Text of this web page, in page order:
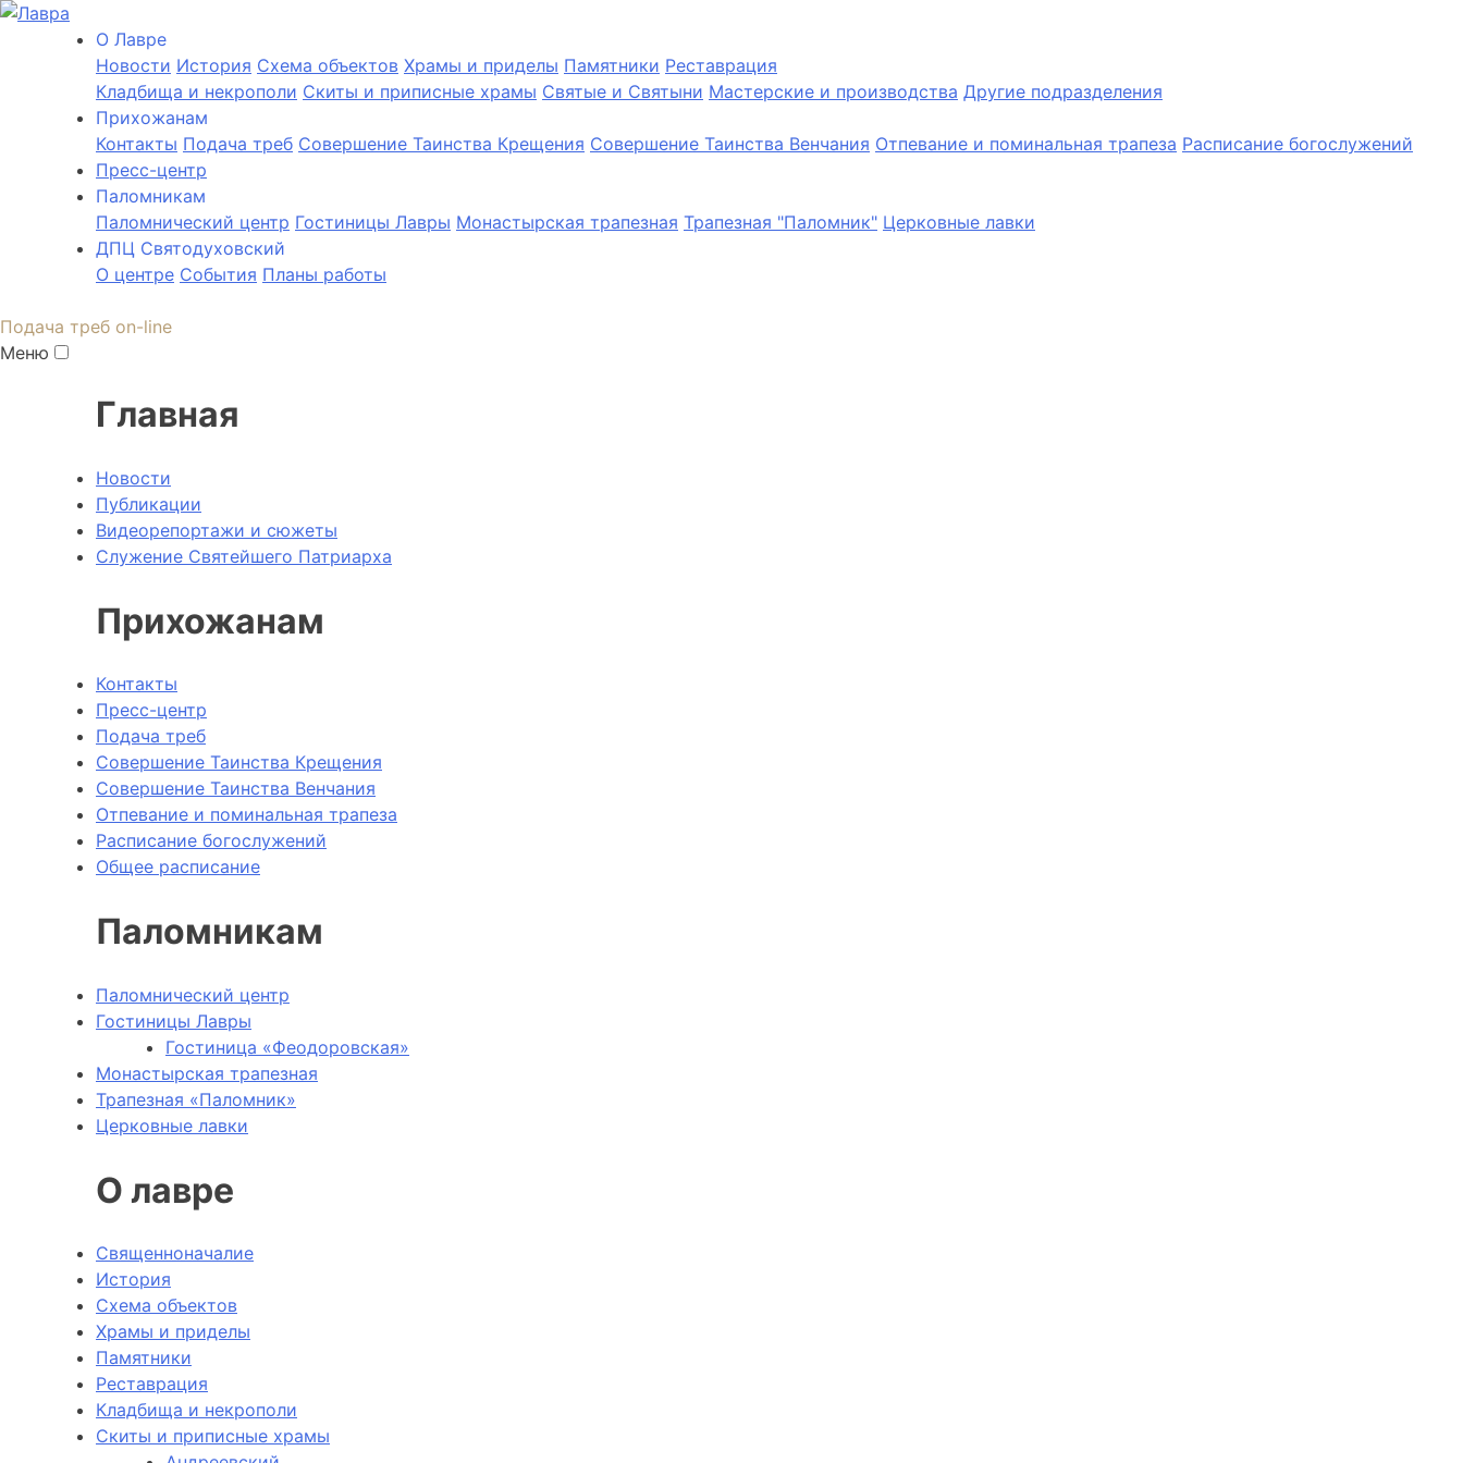
О Лаврe
Новости История Cхема объектов Храмы и приделы Памятники Реставрация
Кладбища и некрополи Скиты и приписные храмы Святые и Святыни Мастерские и производства Другие подразделения
Прихожанам
Контакты Подача треб Совершение Таинства Крещения Совершение Таинства Венчания Отпевание и поминальная трапеза Расписание богослужений
Пресс-центр
Паломникам
Паломнический центр Гостиницы Лавры Монастырская трапезная Трапезная "Паломник" Церковные лавки
ДПЦ Святодуховский
О центре События Планы работы
Подача треб on-line
Меню
Главная
Новости
Публикации
Видеорепортажи и сюжеты
Служение Святейшего Патриарха
Прихожанам
Контакты
Пресс-центр
Подача треб
Совершение Таинства Крещения
Совершение Таинства Венчания
Отпевание и поминальная трапеза
Расписание богослужений
Общее расписание
Паломникам
Паломнический центр
Гостиницы Лавры
Гостиница «Феодоровская»
Монастырская трапезная
Трапезная «Паломник»
Церковные лавки
О лавре
Священноначалие
История
Схема объектов
Храмы и приделы
Памятники
Реставрация
Кладбища и некрополи
Скиты и приписные храмы